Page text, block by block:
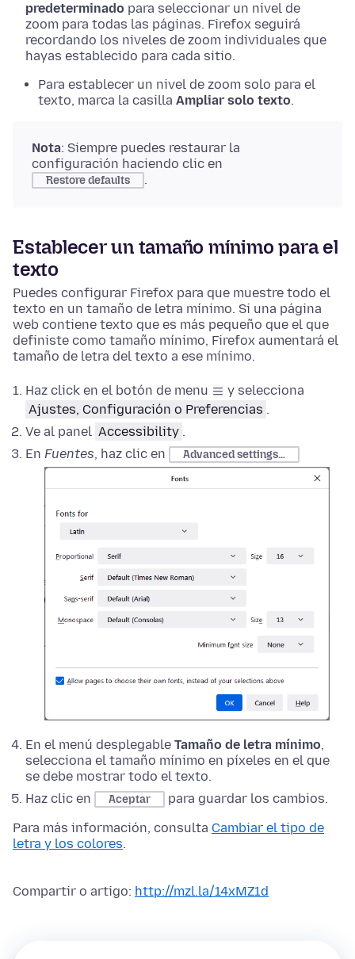
predeterminado para seleccionar un nivel de
zoom para todas las páginas. Firefox seguirá
recordando los niveles de zoom individuales que
hayas establecido para cada sitio.
Para establecer un nivel de zoom solo para el
texto, marca la casilla Ampliar solo texto.
Nota: Siempre puedes restaurar la
configuración haciendo clic en
Restore defaults .
Establecer un tamaño mínimo para el
texto
Puedes configurar Firefox para que muestre todo el
texto en un tamaño de letra mínimo. Si una página
web contiene texto que es más pequeño que el que
definiste como tamaño mínimo, Firefox aumentará el
tamaño de letra del texto a ese mínimo.
Haz click en el botón de menu
y selecciona
Ajustes, Configuración o Preferencias .
Ve al panel Accessibility .
En Fuentes, haz clic en Advanced settings…
En el menú desplegable Tamaño de letra mínimo,
selecciona el tamaño mínimo en píxeles en el que
se debe mostrar todo el texto.
Haz clic en
Aceptar
para guardar los cambios.
Para más información, consulta Cambiar el tipo de
letra y los colores.
Compartir o artigo: http://mzl.la/14xMZ1d